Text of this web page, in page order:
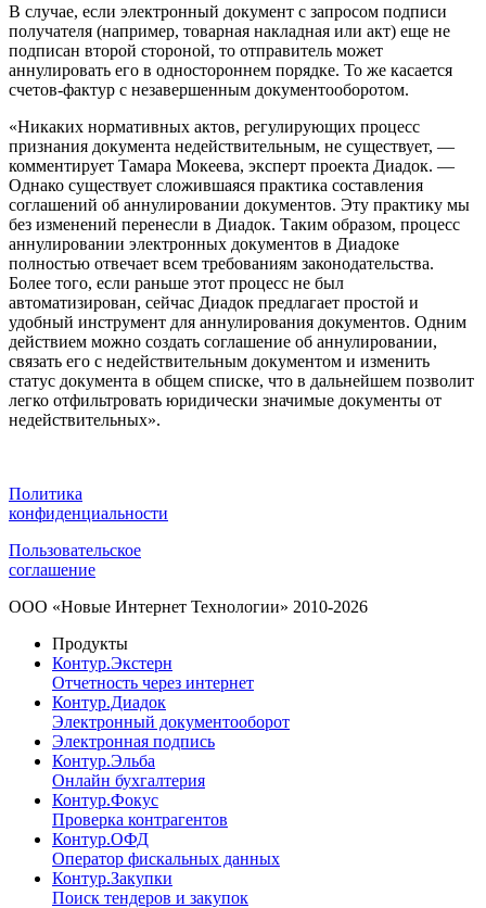
В случае, если электронный документ с запросом подписи
получателя (например, товарная накладная или акт) еще не
подписан второй стороной, то отправитель может
аннулировать его в одностороннем порядке. То же касается
счетов-фактур с незавершенным документооборотом.
«Никаких нормативных актов, регулирующих процесс
признания документа недействительным, не существует, —
комментирует Тамара Мокеева, эксперт проекта Диадок. —
Однако существует сложившаяся практика составления
соглашений об аннулировании документов. Эту практику мы
без изменений перенесли в Диадок. Таким образом, процесс
аннулировании электронных документов в Диадоке
полностью отвечает всем требованиям законодательства.
Более того, если раньше этот процесс не был
автоматизирован, сейчас Диадок предлагает простой и
удобный инструмент для аннулирования документов. Одним
действием можно создать соглашение об аннулировании,
связать его с недействительным документом и изменить
статус документа в общем списке, что в дальнейшем позволит
легко отфильтровать юридически значимые документы от
недействительных».
Политика
конфиденциальности
Пользовательское
соглашение
ООО «Новые Интернет Технологии» 2010-2026
Продукты
Контур.Экстерн
Отчетность через интернет
Контур.Диадок
Электронный документооборот
Электронная подпись
Контур.Эльба
Онлайн бухгалтерия
Контур.Фокус
Проверка контрагентов
Контур.ОФД
Оператор фискальных данных
Контур.Закупки
Поиск тендеров и закупок